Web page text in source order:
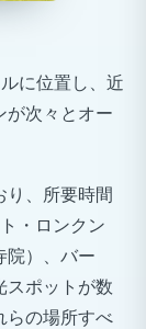
とで、キャ
う3つの要素を
ルを持つタイ
てみましょ
の仕組み、特
に位置し、近
が次々とオー
り、所要時間
・ロンクン
院）、バー
スポットが数
らの場所すべ